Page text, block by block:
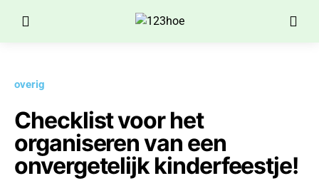
overig
Checklist voor het
organiseren van een
onvergetelijk kinderfeestje!